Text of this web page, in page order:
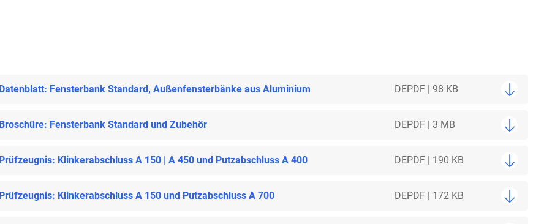
Datenblatt: Fensterbank Standard, Außenfensterbänke aus Aluminium DEPDF | 98 KB
Broschüre: Fensterbank Standard und Zubehör DEPDF | 3 MB
Prüfzeugnis: Klinkerabschluss A 150 | A 450 und Putzabschluss A 400 DEPDF | 190 KB
Prüfzeugnis: Klinkerabschluss A 150 und Putzabschluss A 700 DEPDF | 172 KB